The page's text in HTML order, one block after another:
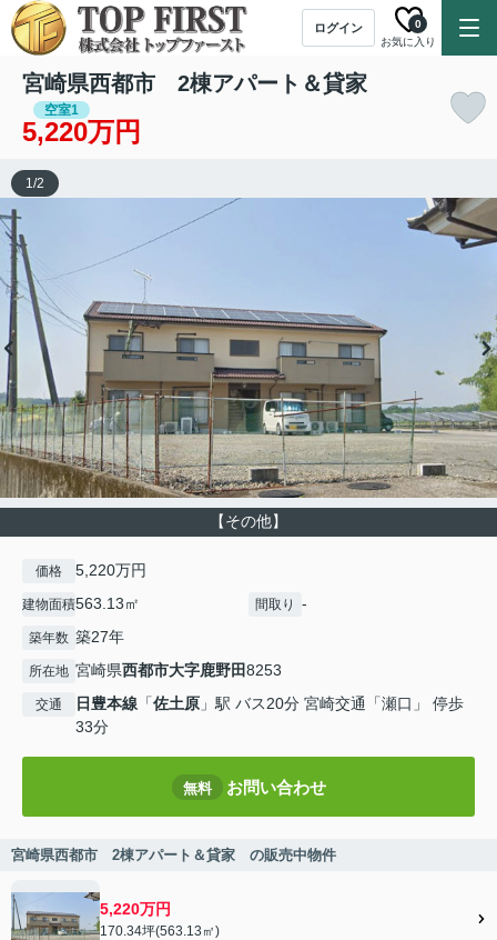
ログイン
お気に入り
0
宮崎県西都市 2棟アパート＆貸家
空室1
5,220万円
【その他】
1/2
価格 5,220万円
建物面積563.13㎡ 間取り -
築年数 築27年
所在地 宮崎県西都市大字鹿野田8253
交通 日豊本線 「佐土原 」駅 バス20分 宮崎交通「瀬口」 停歩
33分
無料 お問い合わせ
宮崎県西都市 2棟アパート＆貸家 の販売中物件
5,220万円
170.34坪(563.13㎡)